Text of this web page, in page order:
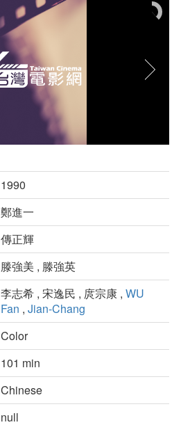
1990
鄭進一
傳正輝
滕強美 , 滕強英
李志希 , 宋逸民 , 庹宗康 , WU
Fan , Jian-Chang
Color
101 min
Chinese
null